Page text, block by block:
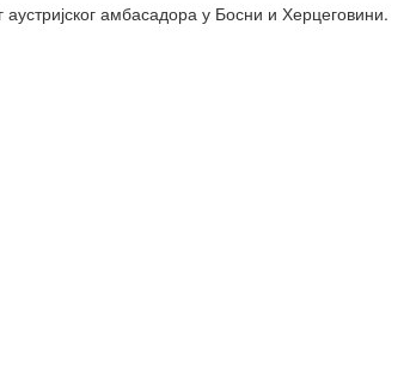
аустријског амбасадора у Босни и Херцеговини.